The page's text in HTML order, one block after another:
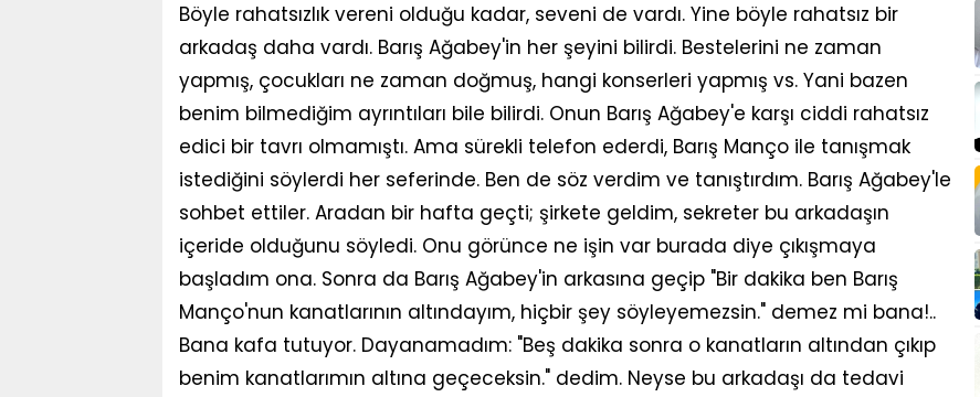
Böyle rahatsızlık vereni olduğu kadar, seveni de vardı. Yine böyle rahatsız bir
arkadaş daha vardı. Barış Ağabey'in her şeyini bilirdi. Bestelerini ne zaman
yapmış, çocukları ne zaman doğmuş, hangi konserleri yapmış vs. Yani bazen
benim bilmediğim ayrıntıları bile bilirdi. Onun Barış Ağabey'e karşı ciddi rahatsız
edici bir tavrı olmamıştı. Ama sürekli telefon ederdi, Barış Manço ile tanışmak
istediğini söylerdi her seferinde. Ben de söz verdim ve tanıştırdım. Barış Ağabey'le
sohbet ettiler. Aradan bir hafta geçti; şirkete geldim, sekreter bu arkadaşın
içeride olduğunu söyledi. Onu görünce ne işin var burada diye çıkışmaya
başladım ona. Sonra da Barış Ağabey'in arkasına geçip "Bir dakika ben Barış
Manço'nun kanatlarının altındayım, hiçbir şey söyleyemezsin." demez mi bana!..
Bana kafa tutuyor. Dayanamadım: "Beş dakika sonra o kanatların altından çıkıp
benim kanatlarımın altına geçeceksin." dedim. Neyse bu arkadaşı da tedavi